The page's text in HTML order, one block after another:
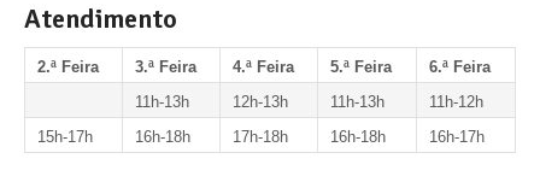
Atendimento
2.ª Feira 3.ª Feira 4.ª Feira 5.ª Feira
6.ª Feira
11h-13h
12h-13h 11h-13h
11h-12h
15h-17h
16h-18h 17h-18h 16h-18h 16h-17h